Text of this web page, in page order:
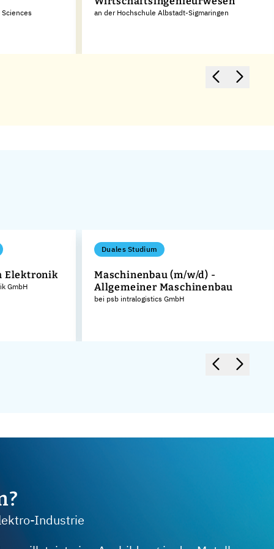
an der Hochschule Albstadt-Sigmaringen
Elektronik
GmbH
Duales Studium
Maschinenbau (m/w/d) -
Allgemeiner Maschinenbau
bei psb intralogistics GmbH
Industrie